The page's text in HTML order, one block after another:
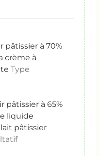
pâtissier à 70%
crème à
Type
pâtissier à 65%
liquide
pâtissier